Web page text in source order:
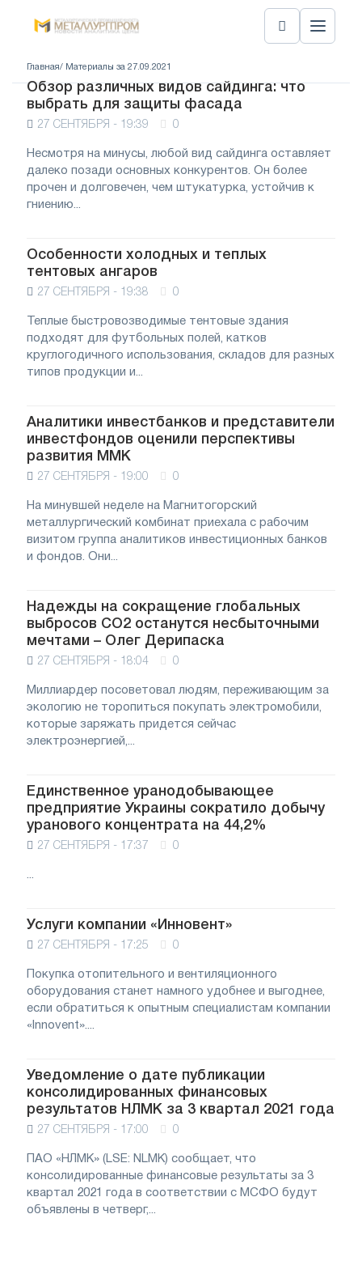
Главная/ Материалы за 27.09.2021
Обзор различных видов сайдинга: что
выбрать для защиты фасада
27 СЕНТЯБРЯ - 19:39 0
Несмотря на минусы, любой вид сайдинга оставляет
далеко позади основных конкурентов. Он более
прочен и долговечен, чем штукатурка, устойчив к
гниению...
Особенности холодных и теплых
тентовых ангаров
27 СЕНТЯБРЯ - 19:38 0
Теплые быстровозводимые тентовые здания
подходят для футбольных полей, катков
круглогодичного использования, складов для разных
типов продукции и...
Аналитики инвестбанков и представители
инвестфондов оценили перспективы
развития ММК
27 СЕНТЯБРЯ - 19:00 0
На минувшей неделе на Магнитогорский
металлургический комбинат приехала с рабочим
визитом группа аналитиков инвестиционных банков
и фондов. Они...
Надежды на сокращение глобальных
выбросов CO2 останутся несбыточными
мечтами – Олег Дерипаска
27 СЕНТЯБРЯ - 18:04 0
Миллиардер посоветовал людям, переживающим за
экологию не торопиться покупать электромобили,
которые заряжать придется сейчас
электроэнергией,...
Единственное уранодобывающее
предприятие Украины сократило добычу
уранового концентрата на 44,2%
27 СЕНТЯБРЯ - 17:37 0
...
Услуги компании «Инновент»
27 СЕНТЯБРЯ - 17:25 0
Покупка отопительного и вентиляционного
оборудования станет намного удобнее и выгоднее,
если обратиться к опытным специалистам компании
«Innovent»....
Уведомление о дате публикации
консолидированных финансовых
результатов НЛМК за 3 квартал 2021 года
27 СЕНТЯБРЯ - 17:00 0
ПАО «НЛМК» (LSE: NLMK) сообщает, что
консолидированные финансовые результаты за 3
квартал 2021 года в соответствии с МСФО будут
объявлены в четверг,...